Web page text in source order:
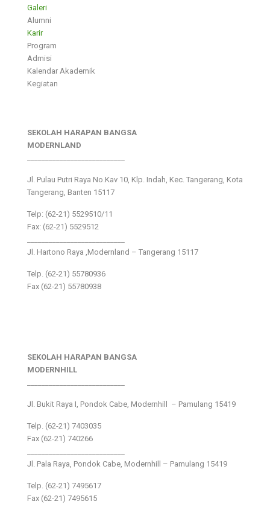
Galeri
Alumni
Karir
Program
Admisi
Kalendar Akademik
Kegiatan
SEKOLAH HARAPAN BANGSA
MODERNLAND
Jl. Pulau Putri Raya No.Kav 10, Klp. Indah, Kec. Tangerang, Kota
Tangerang, Banten 15117
Telp: (62-21) 5529510/11
Fax: (62-21) 5529512
Jl. Hartono Raya ,Modernland – Tangerang 15117
Telp. (62-21) 55780936
Fax (62-21) 55780938
SEKOLAH HARAPAN BANGSA
MODERNHILL
Jl. Bukit Raya I, Pondok Cabe, Modernhill – Pamulang 15419
Telp. (62-21) 7403035
Fax (62-21) 740266
Jl. Pala Raya, Pondok Cabe, Modernhill – Pamulang 15419
Telp. (62-21) 7495617
Fax (62-21) 7495615